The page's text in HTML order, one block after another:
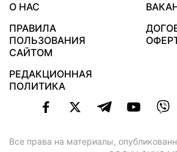
О НАС
ПРАВИЛА
ПОЛЬЗОВАНИЯ
САЙТОМ
РЕДАКЦИОННАЯ
ПОЛИТИКА
Все права на материалы,